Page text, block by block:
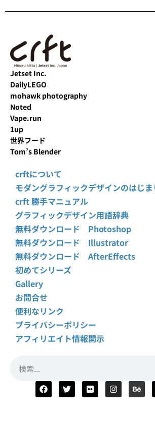
Jetset Inc.
DailyLEGO
mohawk photography
Noted
Vape.run
1up
世界フード
Tom’s Blender
crftについて
モダングラフィックデザインのはじま
crft 勝手マニュアル
グラフィックデザイン用語辞典
無料ダウンロード Photoshop
無料ダウンロード Illustrator
無料ダウンロード AfterEffects
初めてシリーズ
Gallery
お問合せ
便利なリンク
プライバシーポリシー
アフィリエイト情報開示